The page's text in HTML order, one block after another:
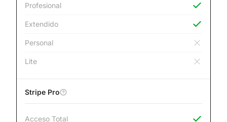
Profesional
Extendido
Personal
Lite
Stripe Pro
Acceso Total